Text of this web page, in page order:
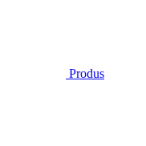
Produs